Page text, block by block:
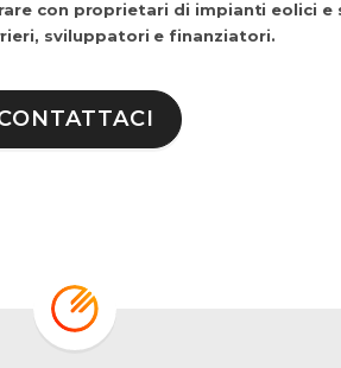
con proprietari di impianti eolici e
sviluppatori e finanziatori.